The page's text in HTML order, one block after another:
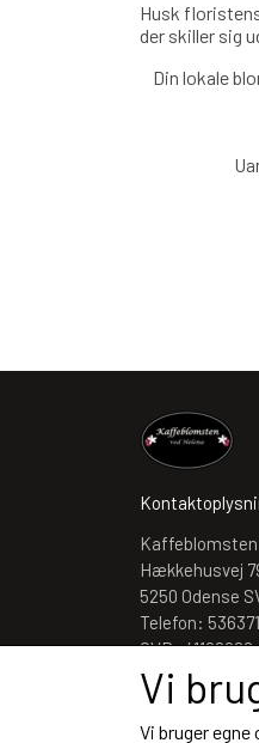
Husk
der skiller sig
Din lokale
Kaffeblomsten
Hækkehusvej
5250 Odense
Telefon:
CVR: 41192062
Vi
Vi bruger